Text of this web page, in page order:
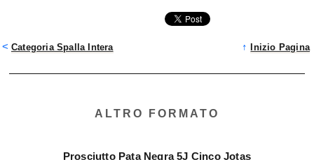
< Categoria Spalla Intera ↑ Inizio Pagina
ALTRO FORMATO
Prosciutto Pata Negra 5J Cinco Jotas